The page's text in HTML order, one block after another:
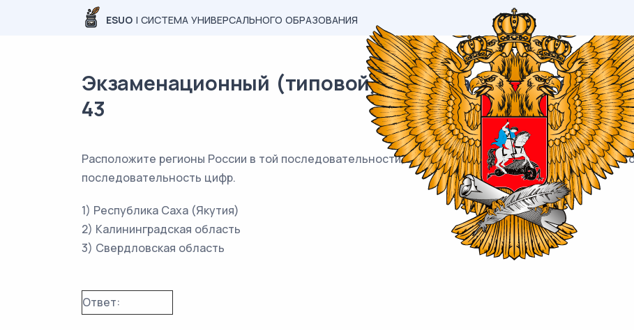
ESUO | СИСТЕМА УНИВЕРСАЛЬНОГО ОБРАЗОВАНИЯ
Экзаменационный (типовой) материал ОГЭ /
43
Расположите регионы России в той последовательности, в которой их жители встречают Новый
последовательность цифр.
1) Республика Саха (Якутия)
2) Калининградская область
3) Свердловская область
Ответ: